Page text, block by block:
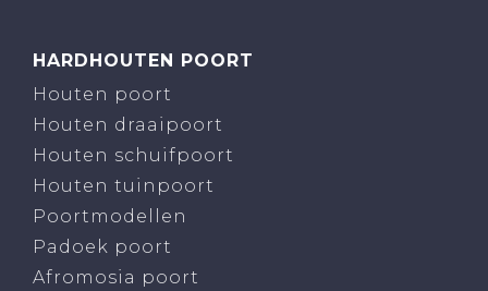
HARDHOUTEN POORT
Houten poort
Houten draaipoort
Houten schuifpoort
Houten tuinpoort
Poortmodellen
Padoek poort
Afromosia poort